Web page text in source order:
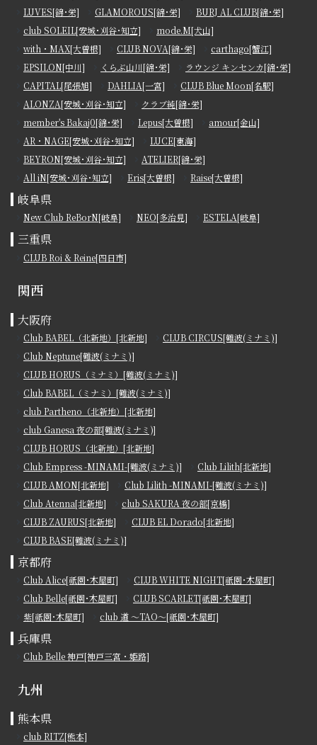
LUVES[錦･栄]
GLAMOROUS[錦･栄]
BURJ AL CLUB[錦･栄]
club SOLEIL[安城･刈谷･知立]
mode.M[犬山]
with・MAX[大曽根]
CLUB NOVA[錦･栄]
carthago[蟹江]
EPSILON[中川]
くらぶ山川[錦･栄]
ラウンジ キンセンカ[錦･栄]
CAPITAL[尾張旭]
DAHLIA[一宮]
CLUB Blue Moon[名駅]
ALONZA[安城･刈谷･知立]
クラブ純[錦･栄]
member's Bakaj0[錦･栄]
Lepus[大曽根]
amour[金山]
AR・NAGE[安城･刈谷･知立]
LUCE[東海]
BEYRON[安城･刈谷･知立]
ATELIER[錦･栄]
All iN[安城･刈谷･知立]
Eris[大曽根] Raise[大曽根]
岐阜県
New Club ReBorN[岐阜] NEO[多治見] ESTELA[岐阜]
三重県
CLUB Roi & Reine[四日市]
関西
大阪府
Club BABEL（北新地）[北新地]
CLUB CIRCUS[難波(ミナミ)]
Club Neptune[難波(ミナミ)]
CLUB HORUS（ミナミ）[難波(ミナミ)]
Club BABEL（ミナミ）[難波(ミナミ)]
club Partheno（北新地）[北新地]
club Ganesa 夜の部[難波(ミナミ)]
CLUB HORUS（北新地）[北新地]
Club Empress -MINAMI-[難波(ミナミ)]
Club Lilith[北新地]
CLUB AMON[北新地]
Club Lilith -MINAMI-[難波(ミナミ)]
Club Atenna[北新地]
club SAKURA 夜の部[京橋]
CLUB ZAURUS[北新地]
CLUB EL Dorado[北新地]
CLUB BASE[難波(ミナミ)]
京都府
Club Alice[祇園･木屋町]
CLUB WHITE NIGHT[祇園･木屋町]
Club Belle[祇園･木屋町]
CLUB SCARLET[祇園･木屋町]
紫[祇園･木屋町]
club 道 ～TAO～[祇園･木屋町]
兵庫県
Club Belle 神戸[神戸三宮・姫路]
九州
熊本県
club RITZ[熊本]